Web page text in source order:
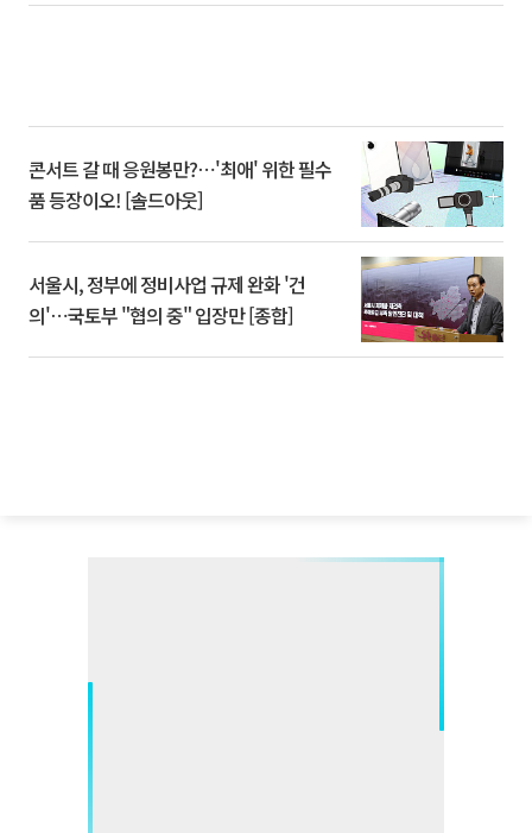
콘서트 갈 때 응원봉만?⋯'최애' 위한 필수
품 등장이오! [솔드아웃]
서울시, 정부에 정비사업 규제 완화 '건
의'⋯국토부 "협의 중" 입장만 [종합]